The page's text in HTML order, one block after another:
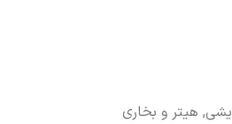
, هیتر و بخاری